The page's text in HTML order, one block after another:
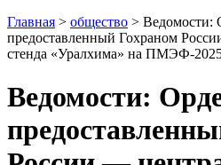
Главная > общество > Ведомости:
предоставленный Гохраном
стенда «Уралхима» на ПМЭФ-
Ведомости: